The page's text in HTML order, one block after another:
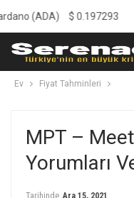
Ev Fiyat Tahminleri
MPT –
Yorumları
Tarihinde Ara 15, 2021
$0.197293